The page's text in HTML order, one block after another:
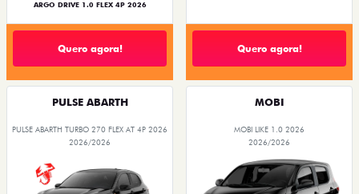
ARGO DRIVE 1.0 FLEX 4P 2026
Quero agora! Quero agora!
PULSE ABARTH
PULSE ABARTH TURBO 270 FLEX AT 4P 2026
2026/2026
MOBI
MOBI LIKE 1.0 2026
2026/2026